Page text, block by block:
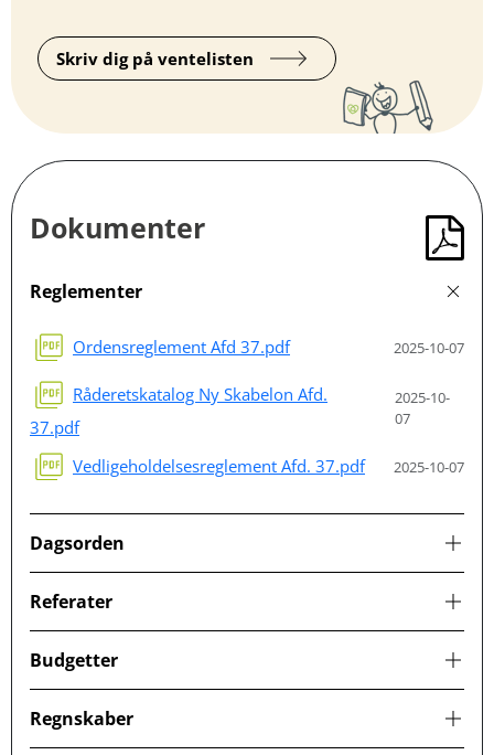
Skriv dig på ventelisten
Dokumenter
Reglementer
Ordensreglement Afd 37.pdf 2025-10-07
Råderetskatalog Ny Skabelon Afd.
37.pdf
2025-10-
07
Vedligeholdelsesreglement Afd. 37.pdf 2025-10-07
Dagsorden
Referater
Budgetter
Regnskaber